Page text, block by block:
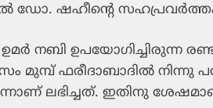
ഡോ. ഷഹീന്റെ
നബി ഉപയോഗിച്ചിരുന്ന
മുമ്പ് ഫരീദാബാദില്‍ നിന്നു
ലഭിച്ചത്. ഇതിനു